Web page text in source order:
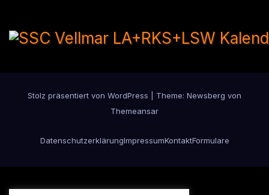
Stolz präsentiert von WordPress Theme: Newsberg von
Themeansar
DatenschutzerklärungImpressumKontaktFormulare